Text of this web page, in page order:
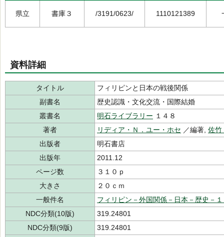
県立 書庫３ /3191/0623/ 1110121389
資料詳細
タイトル
フィリピンと日本の戦後関係
副書名
歴史認識・文化交流・国際結婚
叢書名
明石ライブラリー １４８
著者
リディア・Ｎ．ユー・ホセ ／編著, 佐
出版者
明石書店
出版年
2011.12
ページ数
３１０ｐ
大きさ
２０ｃｍ
一般件名
フィリピン－外国関係－日本－歴史－
NDC分類(10版)
319.24801
NDC分類(9版)
319.24801